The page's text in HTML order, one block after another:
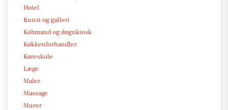
Hotel
Kunst og galleri
Købmand og døgnkiosk
Køkkenforhandler
Køreskole
Læge
Maler
Massage
Murer